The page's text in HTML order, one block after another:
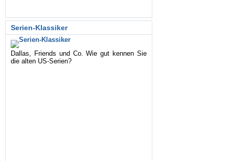
Serien-Klassiker
Dallas, Friends und Co. Wie gut kennen Sie
die alten US-Serien?